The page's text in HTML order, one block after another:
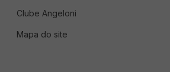
Clube Angeloni
Mapa do site